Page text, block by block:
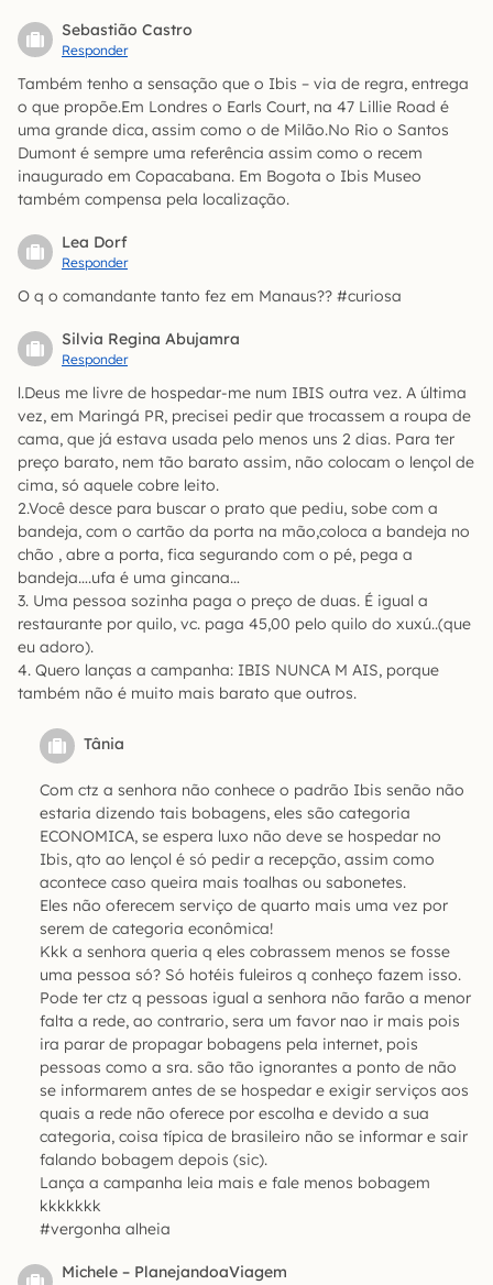
Sebastião Castro
Responder
Também tenho a sensação que o Ibis – via de regra, entrega
o que propõe.Em Londres o Earls Court, na 47 Lillie Road é
uma grande dica, assim como o de Milão.No Rio o Santos
Dumont é sempre uma referência assim como o recem
inaugurado em Copacabana. Em Bogota o Ibis Museo
também compensa pela localização.
Lea Dorf
Responder
O q o comandante tanto fez em Manaus?? #curiosa
Silvia Regina Abujamra
Responder
l.Deus me livre de hospedar-me num IBIS outra vez. A última
vez, em Maringá PR, precisei pedir que trocassem a roupa de
cama, que já estava usada pelo menos uns 2 dias. Para ter
preço barato, nem tão barato assim, não colocam o lençol de
cima, só aquele cobre leito.
2.Você desce para buscar o prato que pediu, sobe com a
bandeja, com o cartão da porta na mão,coloca a bandeja no
chão , abre a porta, fica segurando com o pé, pega a
bandeja….ufa é uma gincana…
3. Uma pessoa sozinha paga o preço de duas. É igual a
restaurante por quilo, vc. paga 45,00 pelo quilo do xuxú..(que
eu adoro).
4. Quero lanças a campanha: IBIS NUNCA M AIS, porque
também não é muito mais barato que outros.
Tânia
Com ctz a senhora não conhece o padrão Ibis senão não
estaria dizendo tais bobagens, eles são categoria
ECONOMICA, se espera luxo não deve se hospedar no
Ibis, qto ao lençol é só pedir a recepção, assim como
acontece caso queira mais toalhas ou sabonetes.
Eles não oferecem serviço de quarto mais uma vez por
serem de categoria econômica!
Kkk a senhora queria q eles cobrassem menos se fosse
uma pessoa só? Só hotéis fuleiros q conheço fazem isso.
Pode ter ctz q pessoas igual a senhora não farão a menor
falta a rede, ao contrario, sera um favor nao ir mais pois
ira parar de propagar bobagens pela internet, pois
pessoas como a sra. são tão ignorantes a ponto de não
se informarem antes de se hospedar e exigir serviços aos
quais a rede não oferece por escolha e devido a sua
categoria, coisa típica de brasileiro não se informar e sair
falando bobagem depois (sic).
Lança a campanha leia mais e fale menos bobagem
kkkkkkk
#vergonha alheia
Michele – PlanejandoaViagem